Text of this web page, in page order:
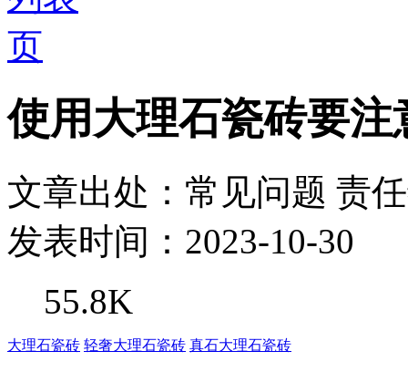
使用大理石瓷砖要注
文章出处：常见问题 责
发表时间：2023-10-30
55.8K
大理石瓷砖 轻奢大理石瓷砖 真石大理石瓷砖